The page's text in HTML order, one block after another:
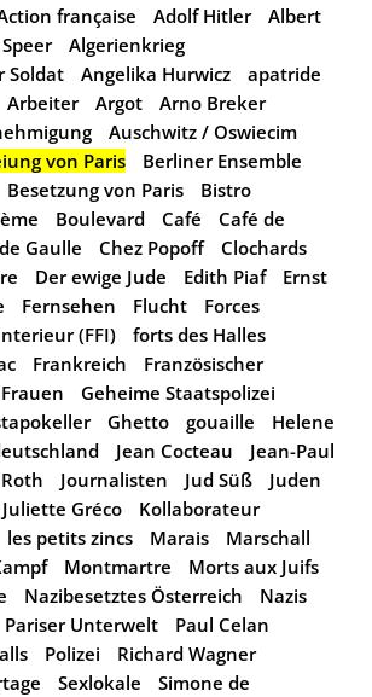
française Adolf Hitler
Albert
Algerienkrieg
Soldat
Angelika Hurwicz
apatride
Arbeiter Argot
Arno Breker
Auschwitz / Oswiecim
von Paris
Berliner Ensemble
Besetzung von Paris
Bistro
Boulevard Café
Café de
Gaulle Chez Popoff
Clochards
Der ewige Jude Edith Piaf
Ernst
Fernsehen Flucht
Forces
(FFI)
forts des Halles
Frankreich
Französischer
Frauen
Geheime Staatspolizei
Ghetto gouaille
Helene
Jean Cocteau
Jean-Paul
Journalisten Jud Süß
Juden
Juliette Gréco
Kollaborateur
les petits zincs Marais
Marschall
Montmartre
Morts aux Juifs
Nazibesetztes Österreich
Nazis
Pariser Unterwelt
Paul Celan
Polizei
Richard Wagner
Sexlokale
Simone de